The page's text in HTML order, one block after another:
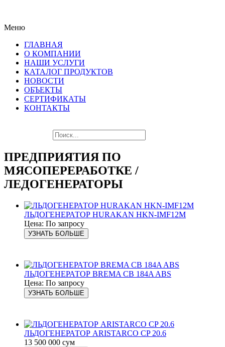
Меню
ГЛАВНАЯ
О КОМПАНИИ
НАШИ УСЛУГИ
КАТАЛОГ ПРОДУКТОВ
НОВОСТИ
ОБЪЕКТЫ
СЕРТИФИКАТЫ
КОНТАКТЫ
ПРЕДПРИЯТИЯ ПО
МЯСОПЕРЕРАБОТКЕ /
ЛЕДОГЕНЕРАТОРЫ
ЛЬДОГЕНЕРАТОР HURAKAN HKN-IMF12M
Цена: По запросу
УЗНАТЬ БОЛЬШЕ
ЛЬДОГЕНЕРАТОР BREMA CB 184A ABS
Цена: По запросу
УЗНАТЬ БОЛЬШЕ
ЛЬДОГЕНЕРАТОР ARISTARCO CP 20.6
13 500 000 сум